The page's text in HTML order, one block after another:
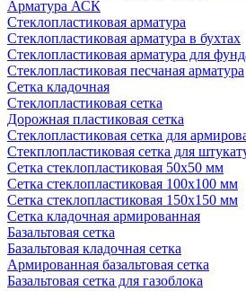
Арматура АСК
Cтеклопластиковая арматура
Стеклопластиковая арматура в бухтах
Стеклопластиковая арматура для
Стеклопластиковая песчаная арматура
Сетка кладочная
Стеклопластиковая сетка
Дорожная пластиковая сетка
Стеклопластиковая сетка для
Стекплопластиковая сетка для
Сетка стеклопластиковая 50x50 мм
Сетка стеклопластиковая 100x100 мм
Сетка стеклопластиковая 150x150 мм
Сетка кладочная армированная
Базальтовая сетка
Базальтовая кладочная сетка
Армированная базальтовая сетка
Базальтовая сетка для газоблока